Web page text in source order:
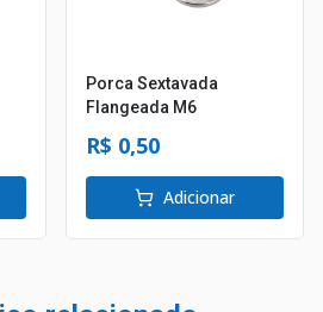
Porca Sextavada
Flangeada M6
R$ 0,50
Adicionar